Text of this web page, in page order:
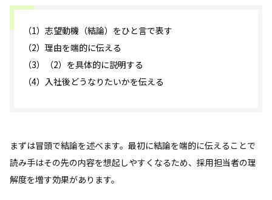
（1）志望動機（結論）をひと言で表す
（2）理由を端的に伝える
（3）（2）を具体的に説明する
（4）入社後どうなりたいかを伝える
まずは冒頭で結論を述べます。最初に結論を端的に伝えることで
読み手はその先の内容を想起しやすくなるため、採用担当者の理
解度を増す効果があります。